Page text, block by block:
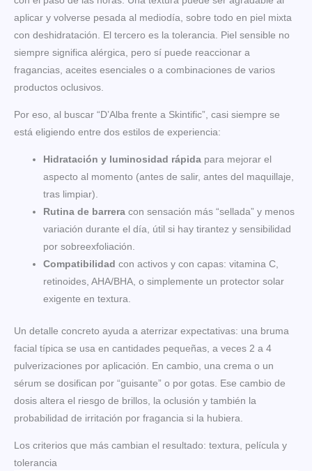
aplicar y volverse pesada al mediodía, sobre todo en piel mixta
con deshidratación. El tercero es la tolerancia. Piel sensible no
siempre significa alérgica, pero sí puede reaccionar a
fragancias, aceites esenciales o a combinaciones de varios
productos oclusivos.
Por eso, al buscar “D’Alba frente a Skintific”, casi siempre se
está eligiendo entre dos estilos de experiencia:
Hidratación y luminosidad rápida para mejorar el
aspecto al momento (antes de salir, antes del maquillaje,
tras limpiar).
Rutina de barrera con sensación más “sellada” y menos
variación durante el día, útil si hay tirantez y sensibilidad
por sobreexfoliación.
Compatibilidad con activos y con capas: vitamina C,
retinoides, AHA/BHA, o simplemente un protector solar
exigente en textura.
Un detalle concreto ayuda a aterrizar expectativas: una bruma
facial típica se usa en cantidades pequeñas, a veces 2 a 4
pulverizaciones por aplicación. En cambio, una crema o un
sérum se dosifican por “guisante” o por gotas. Ese cambio de
dosis altera el riesgo de brillos, la oclusión y también la
probabilidad de irritación por fragancia si la hubiera.
Los criterios que más cambian el resultado: textura, película y
tolerancia